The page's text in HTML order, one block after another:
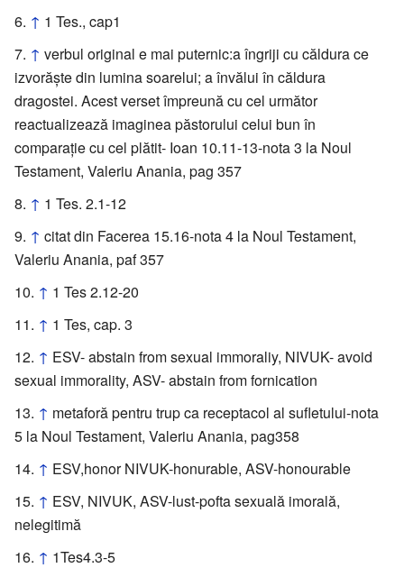
↑ 1 Tes., cap1
↑ verbul original e mai puternic:a îngriji cu căldura ce
izvorăşte din lumina soarelui; a învălui în căldura
dragostei. Acest verset împreună cu cel următor
reactualizează imaginea păstorului celui bun în
comparaţie cu cel plătit- Ioan 10.11-13-nota 3 la Noul
Testament, Valeriu Anania, pag 357
↑ 1 Tes. 2.1-12
↑ citat din Facerea 15.16-nota 4 la Noul Testament,
Valeriu Anania, paf 357
↑ 1 Tes 2.12-20
↑ 1 Tes, cap. 3
↑ ESV- abstain from sexual immoraliy, NIVUK- avoid
sexual immorality, ASV- abstain from fornication
↑ metaforă pentru trup ca receptacol al sufletului-nota
5 la Noul Testament, Valeriu Anania, pag358
↑ ESV,honor NIVUK-honurable, ASV-honourable
↑ ESV, NIVUK, ASV-lust-pofta sexuală imorală,
nelegitimă
↑ 1Tes4.3-5